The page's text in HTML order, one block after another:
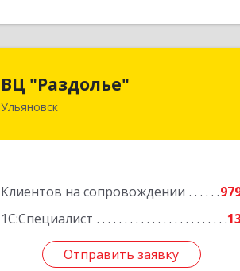
ВЦ "Раздолье"
Ульяновск
Клиентов на сопровождении
1С:Специалист
Отправить заявку
432001, Ульяновская обл, Ульяновск г,
Отправить заявку